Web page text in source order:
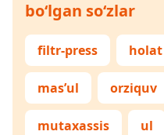
bo‘lgan so‘zlar
filtr-press holat
mas’ul orziquv
mutaxassis ul